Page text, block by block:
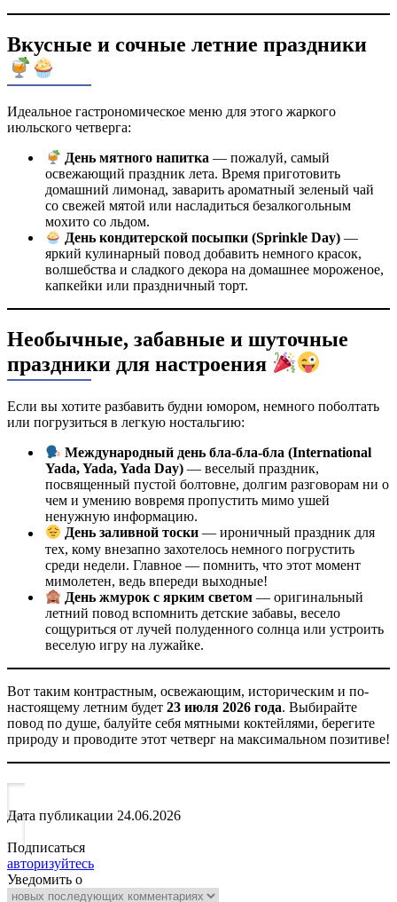
Вкусные и сочные летние праздники
Идеальное гастрономическое меню для этого жаркого
июльского четверга:
День мятного напитка — пожалуй, самый
освежающий праздник лета. Время приготовить
домашний лимонад, заварить ароматный зеленый чай
со свежей мятой или насладиться безалкогольным
мохито со льдом.
День кондитерской посыпки (Sprinkle Day) —
яркий кулинарный повод добавить немного красок,
волшебства и сладкого декора на домашнее мороженое,
капкейки или праздничный торт.
Необычные, забавные и шуточные
праздники для настроения
Если вы хотите разбавить будни юмором, немного поболтать
или погрузиться в легкую ностальгию:
Международный день бла-бла-бла (International
Yada, Yada, Yada Day) — веселый праздник,
посвященный пустой болтовне, долгим разговорам ни о
чем и умению вовремя пропустить мимо ушей
ненужную информацию.
День заливной тоски — ироничный праздник для
тех, кому внезапно захотелось немного погрустить
среди недели. Главное — помнить, что этот момент
мимолетен, ведь впереди выходные!
День жмурок с ярким светом — оригинальный
летний повод вспомнить детские забавы, весело
сощуриться от лучей полуденного солнца или устроить
веселую игру на лужайке.
Вот таким контрастным, освежающим, историческим и по-
настоящему летним будет 23 июля 2026 года. Выбирайте
повод по душе, балуйте себя мятными коктейлями, берегите
природу и проводите этот четверг на максимальном позитиве!
Дата публикации 24.06.2026
Подписаться
авторизуйтесь
Уведомить о